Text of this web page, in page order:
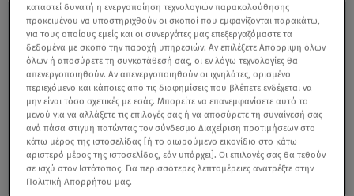
καταστεί δυνατή η ενεργοποίηση τεχνολογιών παρακολούθησης
προκειμένου να υποστηριχθούν οι σκοποί που εμφανίζονται παρακάτω,
για τους οποίους εμείς και οι συνεργάτες μας επεξεργαζόμαστε τα
δεδομένα με σκοπό την παροχή υπηρεσιών. Αν επιλέξετε Απόρριψη όλων
όλων ή αποσύρετε τη συγκατάθεσή σας, οι εν λόγω τεχνολογίες θα
απενεργοποιηθούν. Αν απενεργοποιηθούν οι ιχνηλάτες, ορισμένο
περιεχόμενο και κάποιες από τις διαφημίσεις που βλέπετε ενδέχεται να
μην είναι τόσο σχετικές με εσάς. Μπορείτε να επανεμφανίσετε αυτό το
μενού για να αλλάξετε τις επιλογές σας ή να αποσύρετε τη συναίνεσή σας
ανά πάσα στιγμή πατώντας τον σύνδεσμο Διαχείριση προτιμήσεων στο
κάτω μέρος της ιστοσελίδας [ή το αιωρούμενο εικονίδιο στο κάτω
αριστερό μέρος της ιστοσελίδας, εάν υπάρχει]. Οι επιλογές σας θα τεθούν
σε ισχύ στον Ιστότοπος. Για περισσότερες λεπτομέρειες ανατρέξτε στην
Πολιτική Απορρήτου μας.